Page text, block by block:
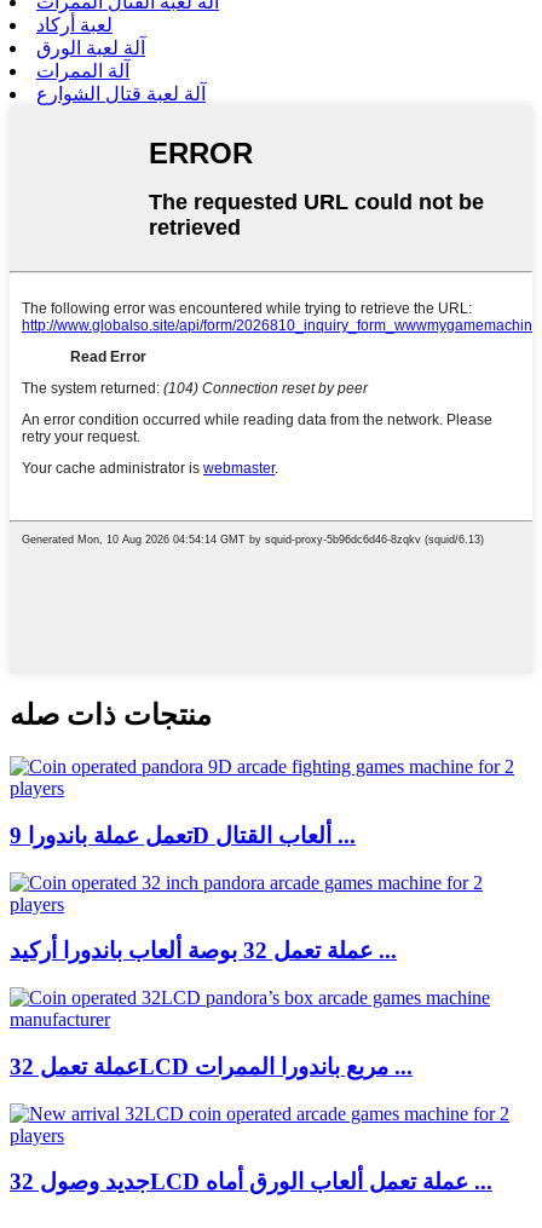
لعبة أركاد
آلة لعبة الورق
آلة الممرات
آلة لعبة قتال الشوارع
منتجات ذات صله
تعمل عملة باندورا 9D ألعاب القتال ...
عملة تعمل 32 بوصة ألعاب باندورا أركيد ...
عملة تعمل 32LCD مربع باندورا الممرات ...
جديد وصول 32LCD عملة تعمل ألعاب الورق أماه ...